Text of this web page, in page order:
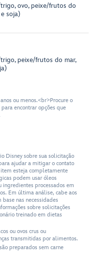
ovo, peixe/frutos do
soja)
peixe/frutos do mar,
ou menos.<br>Procure o
encontrar opções que
Disney sobre sua solicitação
ajudar a mitigar o contato
esteja completamente
podem usar óleos
processados em
Em última análise, cabe aos
nas necessidades
sobre solicitações
treinado em dietas
ou ovos crus ou
transmitidas por alimentos.
preparados sem carne